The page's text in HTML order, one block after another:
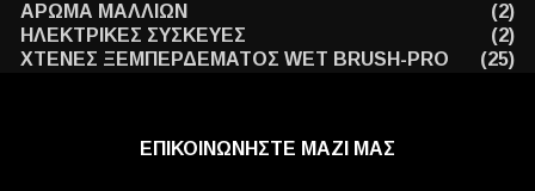
ΑΡΩΜΑ ΜΑΛΛΙΩΝ
(2)
ΗΛΕΚΤΡΙΚΕΣ ΣΥΣΚΕΥΕΣ
(2)
ΧΤΕΝΕΣ ΞΕΜΠΕΡΔΕΜΑΤΟΣ WET BRUSH-PRO
(25)
ΕΠΙΚΟΙΝΩΝΗΣΤΕ ΜΑΖΙ ΜΑΣ